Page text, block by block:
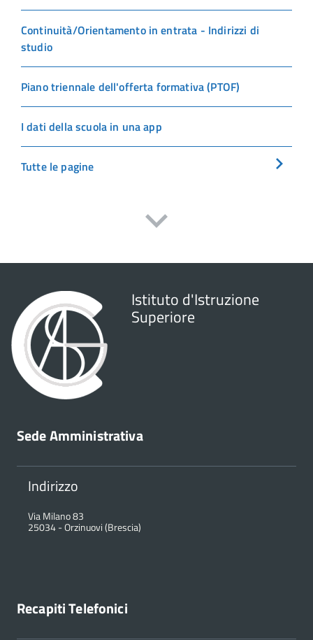
Continuità/Orientamento in entrata - Indirizzi di
studio
Piano triennale dell'offerta formativa (PTOF)
I dati della scuola in una app
Tutte le pagine
Istituto d'Istruzione
Superiore
Sede Amministrativa
Indirizzo
Via Milano 83
25034-Orzinuovi (Brescia)
Recapiti Telefonici